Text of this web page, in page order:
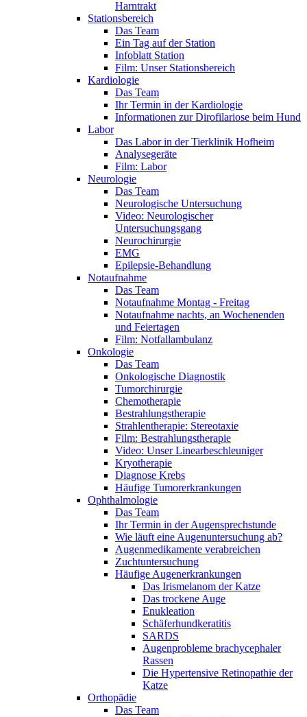
Harntrakt
Stationsbereich
Das Team
Ein Tag auf der Station
Infoblatt Station
Film: Unser Stationsbereich
Kardiologie
Das Team
Ihr Termin in der Kardiologie
Informationen zur Dirofilariose beim Hund
Labor
Das Labor in der Tierklinik Hofheim
Analysegeräte
Film: Labor
Neurologie
Das Team
Neurologische Untersuchung
Video: Neurologischer
Untersuchungsgang
Neurochirurgie
EMG
Epilepsie-Behandlung
Notaufnahme
Das Team
Notaufnahme Montag - Freitag
Notaufnahme nachts, an Wochenenden
und Feiertagen
Film: Notfallambulanz
Onkologie
Das Team
Onkologische Diagnostik
Tumorchirurgie
Chemotherapie
Bestrahlungstherapie
Strahlentherapie: Stereotaxie
Film: Bestrahlungstherapie
Video: Unser Linearbeschleuniger
Kryotherapie
Diagnose Krebs
Häufige Tumorerkrankungen
Ophthalmologie
Das Team
Ihr Termin in der Augensprechstunde
Wie läuft eine Augenuntersuchung ab?
Augenmedikamente verabreichen
Zuchtuntersuchung
Häufige Augenerkrankungen
Das Irismelanom der Katze
Das trockene Auge
Enukleation
Schäferhundkeratitis
SARDS
Augenprobleme brachycephaler
Rassen
Die Hypertensive Retinopathie der
Katze
Orthopädie
Das Team